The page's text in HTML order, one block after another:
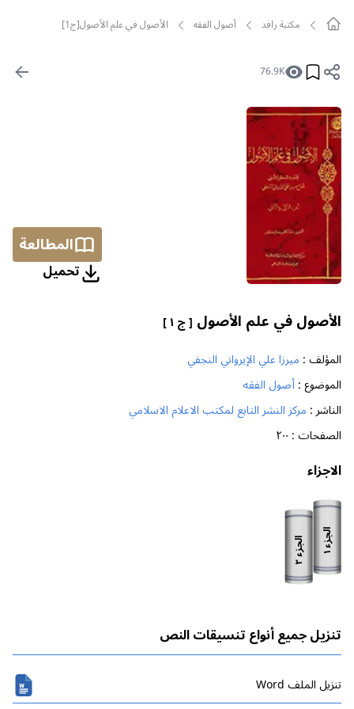
مکتبة رافد أصول الفقه الأصول في علم الأصول[ج1]
76.9K
المطالعة
تحمیل
الأصول في علم الأصول [ ج ١ ]
المؤلف : ميرزا علي الإيرواني النجفي
الموضوع :أصول الفقه
الناشر : مركز النشر التابع لمكتب الاعلام الاسلامي
الصفحات : ٢٠٠
الاجزاء
الجزء
١ الجزء
٢
تنزيل جميع أنواع تنسيقات النص
تنزیل الملف Word